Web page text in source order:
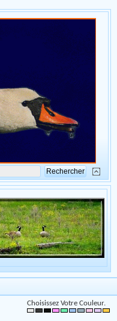
Choisissez Votre Couleur.